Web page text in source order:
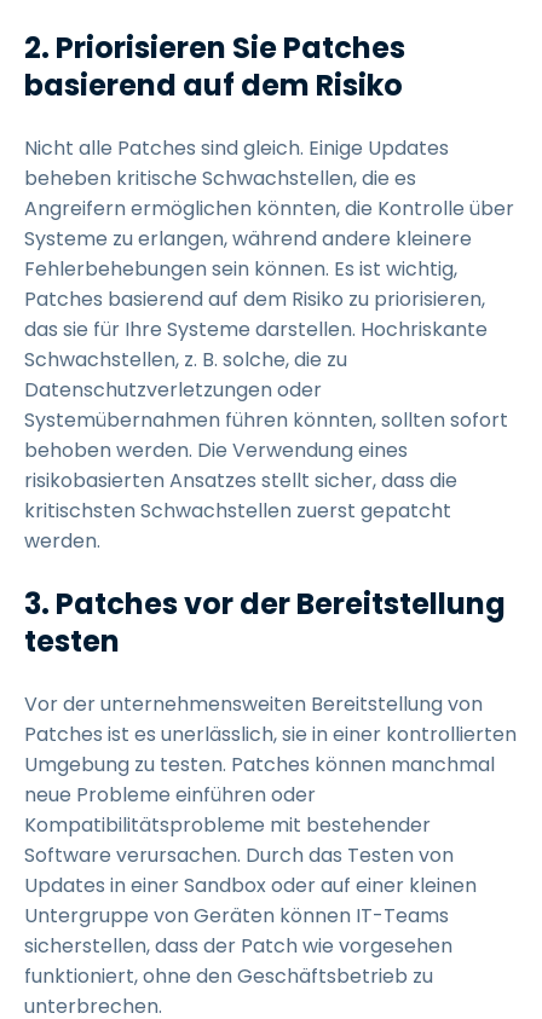
2. Priorisieren Sie Patches
basierend auf dem Risiko
Nicht alle Patches sind gleich. Einige Updates
beheben kritische Schwachstellen, die es
Angreifern ermöglichen könnten, die Kontrolle über
Systeme zu erlangen, während andere kleinere
Fehlerbehebungen sein können. Es ist wichtig,
Patches basierend auf dem Risiko zu priorisieren,
das sie für Ihre Systeme darstellen. Hochriskante
Schwachstellen, z. B. solche, die zu
Datenschutzverletzungen oder
Systemübernahmen führen könnten, sollten sofort
behoben werden. Die Verwendung eines
risikobasierten Ansatzes stellt sicher, dass die
kritischsten Schwachstellen zuerst gepatcht
werden.
3. Patches vor der Bereitstellung
testen
Vor der unternehmensweiten Bereitstellung von
Patches ist es unerlässlich, sie in einer kontrollierten
Umgebung zu testen. Patches können manchmal
neue Probleme einführen oder
Kompatibilitätsprobleme mit bestehender
Software verursachen. Durch das Testen von
Updates in einer Sandbox oder auf einer kleinen
Untergruppe von Geräten können IT-Teams
sicherstellen, dass der Patch wie vorgesehen
funktioniert, ohne den Geschäftsbetrieb zu
unterbrechen.